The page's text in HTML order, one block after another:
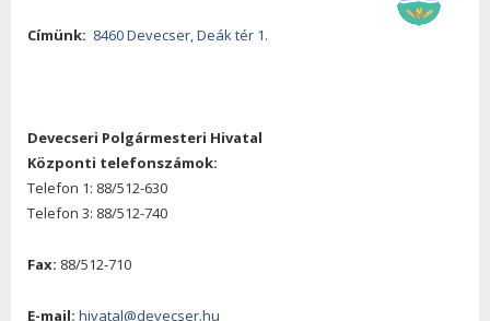
Címünk: 8460 Devecser, Deák tér 1.
Devecseri Polgármesteri Hivatal
Központi telefonszámok:
Telefon 1: 88/512-630
Telefon 3: 88/512-740
Fax: 88/512-710
E-mail: hivatal@devecser.hu